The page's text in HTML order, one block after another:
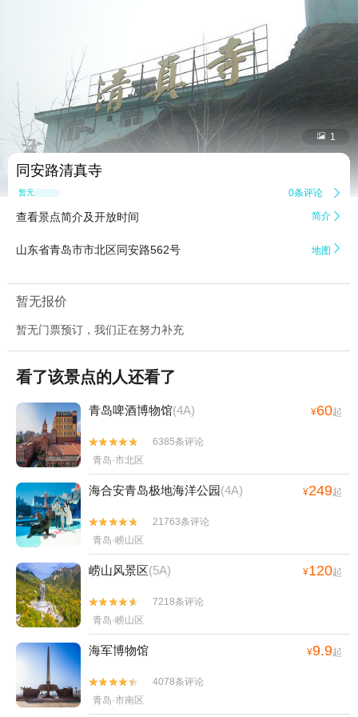
 1
同安路清真寺
暂无点评 0条评论 
查看景点简介及开放时间 简介 
山东省青岛市市北区同安路562号 地图 
暂无报价
暂无门票预订，我们正在努力补充
看了该景点的人还看了
青岛啤酒博物馆(4A) ¥60起


6385条评论
青岛·市北区
海合安青岛极地海洋公园(4A) ¥249起


21763条评论
青岛·崂山区
崂山风景区(5A) ¥120起


7218条评论
青岛·崂山区
海军博物馆 ¥9.9起


4078条评论
青岛·市南区